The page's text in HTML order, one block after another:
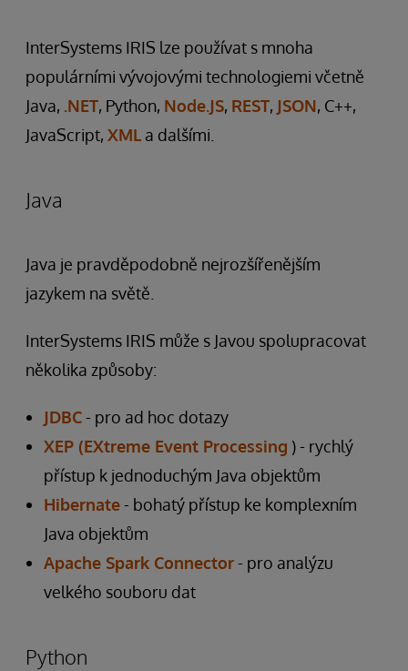
InterSystems IRIS lze používat s mnoha
populárními vývojovými technologiemi včetně
Java, .NET, Python, Node.JS, REST, JSON, C++,
JavaScript, XML a dalšími.
Java
Java je pravděpodobně nejrozšířenějším
jazykem na světě.
InterSystems IRIS může s Javou spolupracovat
několika způsoby:
JDBC- pro ad hoc dotazy
XEP (EXtreme Event Processing ) - rychlý
přístup k jednoduchým Java objektům
Hibernate- bohatý přístup ke komplexním
Java objektům
Apache Spark Connector- pro analýzu
velkého souboru dat
Python